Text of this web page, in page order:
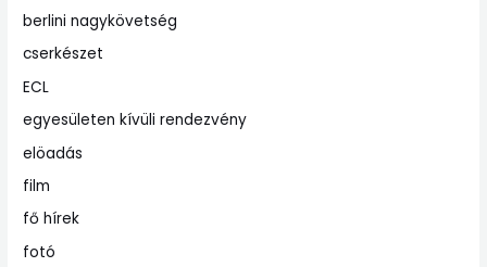
berlini nagykövetség
cserkészet
ECL
egyesületen kívüli rendezvény
elöadás
film
fő hírek
fotó